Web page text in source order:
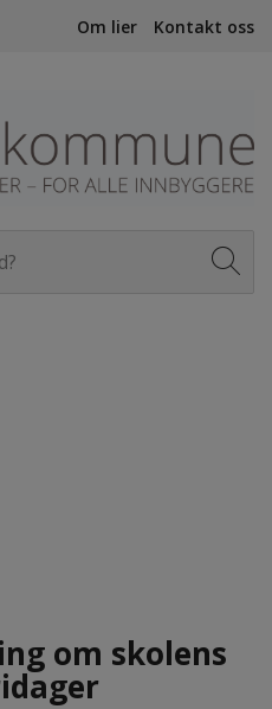
Om lier Kontakt oss
om skolens